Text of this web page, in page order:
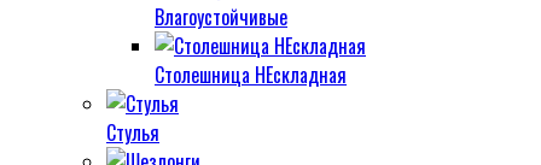
Влагоустойчивые
Столешница НЕскладная
Стулья